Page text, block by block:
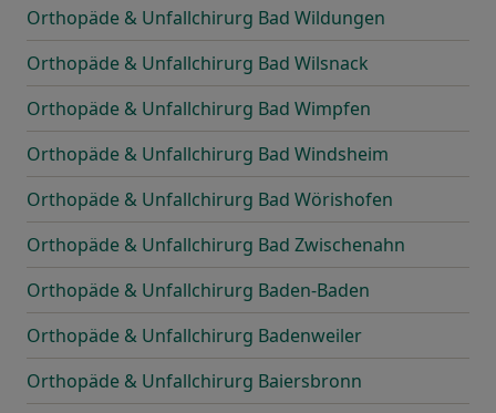
Orthopäde & Unfallchirurg Bad Wildungen
Orthopäde & Unfallchirurg Bad Wilsnack
Orthopäde & Unfallchirurg Bad Wimpfen
Orthopäde & Unfallchirurg Bad Windsheim
Orthopäde & Unfallchirurg Bad Wörishofen
Orthopäde & Unfallchirurg Bad Zwischenahn
Orthopäde & Unfallchirurg Baden-Baden
Orthopäde & Unfallchirurg Badenweiler
Orthopäde & Unfallchirurg Baiersbronn